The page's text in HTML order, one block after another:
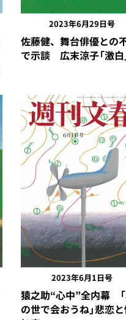
2023年6月29日号
佐藤健、舞台俳優との
で示談 広末涼子「激白
2023年6月1日号
猿之助“心中”全内幕
の世で会おうね」悲恋